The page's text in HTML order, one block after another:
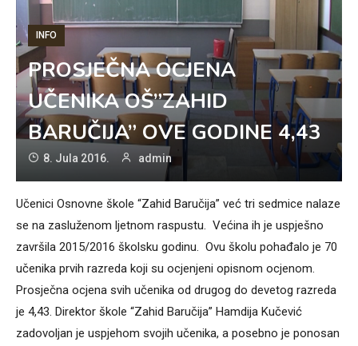
INFO
PROSJEČNA OCJENA
UČENIKA OŠ”ZAHID
BARUČIJA” OVE GODINE 4,43
8. Jula 2016. admin
Učenici Osnovne škole “Zahid Baručija” već tri sedmice nalaze
se na zasluženom ljetnom raspustu. Većina ih je uspješno
završila 2015/2016 školsku godinu. Ovu školu pohađalo je 70
učenika prvih razreda koji su ocjenjeni opisnom ocjenom.
Prosječna ocjena svih učenika od drugog do devetog razreda
je 4,43. Direktor škole “Zahid Baručija” Hamdija Kučević
zadovoljan je uspjehom svojih učenika, a posebno je ponosan